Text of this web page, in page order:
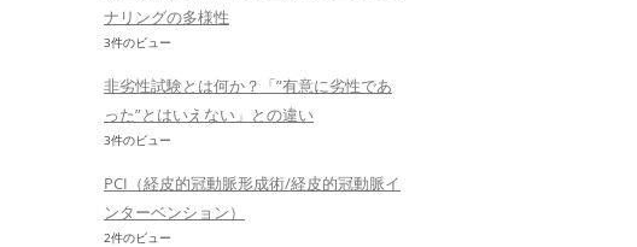
ナリングの多様性
3件のビュー
非劣性試験とは何か？「”有意に劣性であ
った”とはいえない」との違い
3件のビュー
PCI（経皮的冠動脈形成術/経皮的冠動脈イ
ンターベンション）
2件のビュー